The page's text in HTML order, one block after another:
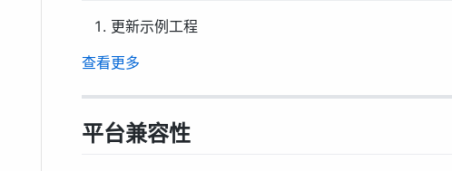
更新示例工程
查看更多
平台兼容性